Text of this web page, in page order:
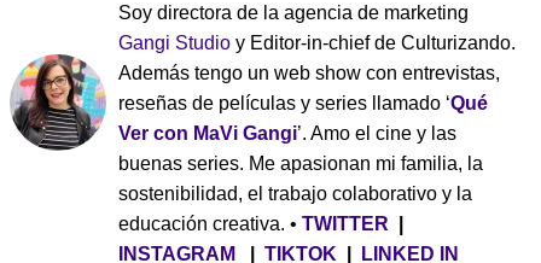
Soy directora de la agencia de marketing
Gangi Studio y Editor-in-chief de Culturizando.
Además tengo un web show con entrevistas,
reseñas de películas y series llamado ‘Qué
Ver con MaVi Gangi’. Amo el cine y las
buenas series. Me apasionan mi familia, la
sostenibilidad, el trabajo colaborativo y la
educación creativa. • TWITTER
INSTAGRAM
TIKTOK LINKED IN